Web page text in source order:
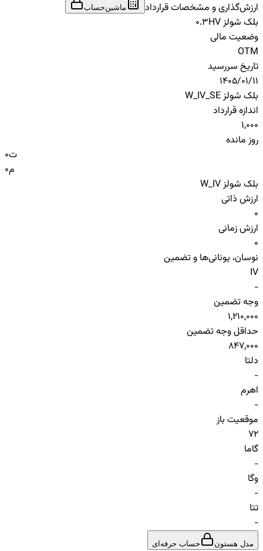
ارزش‌گذاری و مشخصات قرارداد
ماشین‌حساب
بلک شولز HV
0.3
وضعیت مالی
OTM
تاریخ سررسید
1405/01/11
بلک شولز W_IV_SE
اندازه قرارداد
1,000
روز مانده
0ت
0م
بلک شولز W_IV
ارزش ذاتی
0
ارزش زمانی
0
نوسان، یونانی‌ها و تضمین
IV
-
وجه تضمین
1,210,000
حداقل وجه تضمین
847,000
دلتا
-
اهرم
-
موقعیت باز
72
گاما
-
وگا
-
تتا
-
مدل هستون حساب حرفه‌ای